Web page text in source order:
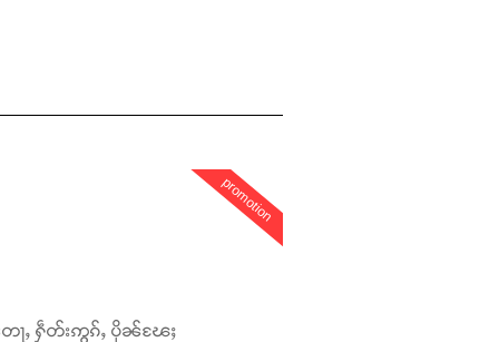
promotion
ေႃႇ ႁဵတ်းဢွၵ်ႇ ပိုၼ်ၽႄႈ